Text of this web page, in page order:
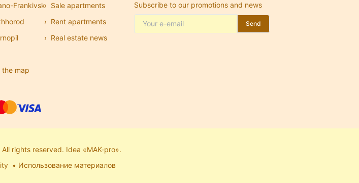
Frankivsk
the map
Sale apartments
Rent apartments
Real estate news
Subscribe to our promotions and news
Send
rights reserved. Idea «MAK-pro».
Использование материалов